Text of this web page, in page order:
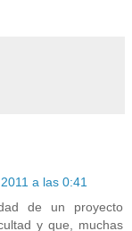
a las 0:41
de un proyecto
y que, muchas